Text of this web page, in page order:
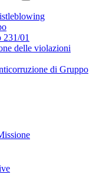
01
delle violazioni
di Gruppo